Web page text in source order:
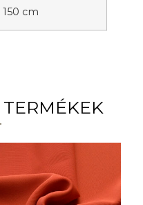
150 cm